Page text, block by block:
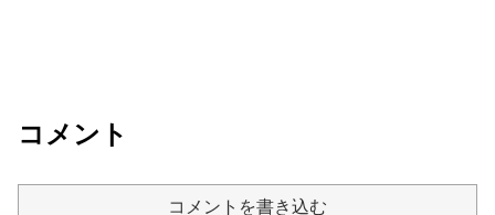
コメント
コメントを書き込む